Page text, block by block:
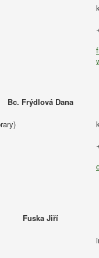
Bc. Frýdlová Dana
Fuska Jiří